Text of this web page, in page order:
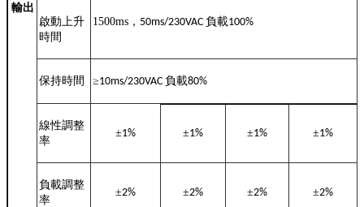
輸出
啟動上升
時間
1500ms ， 50ms/230VAC 負載100%
保持時間 ≥10ms/230VAC 負載80%
線性調整
率
±1% ±1% ±1% ±1%
負載調整
率
±2% ±2% ±2% ±2%